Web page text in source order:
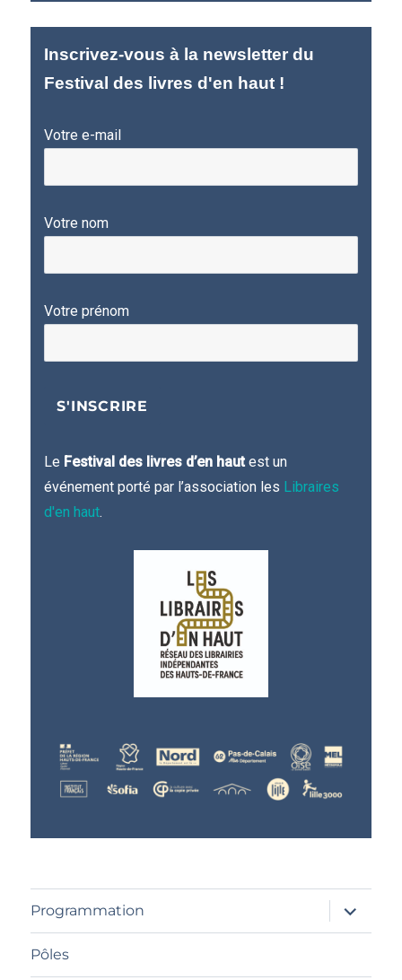
Inscrivez-vous à la newsletter du
Festival des livres d'en haut !
Votre e-mail
Votre nom
Votre prénom
Le Festival des livres d’en hautest un
événement porté par l’association les Libraires
d'en haut.
Programmation
ouvrir
le
sous-
Pôles